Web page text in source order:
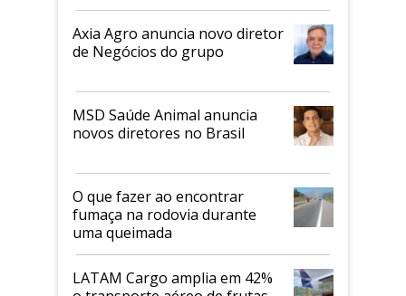
Axia Agro anuncia novo diretor
de Negócios do grupo
MSD Saúde Animal anuncia
novos diretores no Brasil
O que fazer ao encontrar
fumaça na rodovia durante
uma queimada
LATAM Cargo amplia em 42%